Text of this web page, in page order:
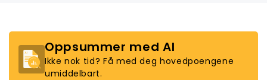
Oppsummer med AI
Ikke nok tid? Få med deg hovedpoengene
umiddelbart.